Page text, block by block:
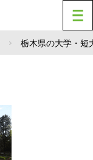
栃木県の大学・短